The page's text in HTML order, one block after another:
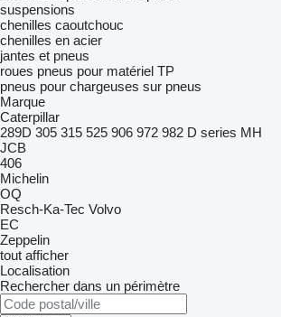
suspensions
chenilles caoutchouc
chenilles en acier
jantes et pneus
roues pneus pour matériel TP
pneus pour chargeuses sur pneus
Marque
Caterpillar
289D 305 315 525 906 972 982 D series MH
JCB
406
Michelin
OQ
Resch-Ka-Tec Volvo
EC
Zeppelin
tout afficher
Localisation
Rechercher dans un périmètre